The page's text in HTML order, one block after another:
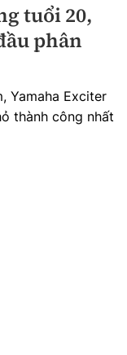
tuổi 20,
phân
Yamaha Exciter
thành công nhất